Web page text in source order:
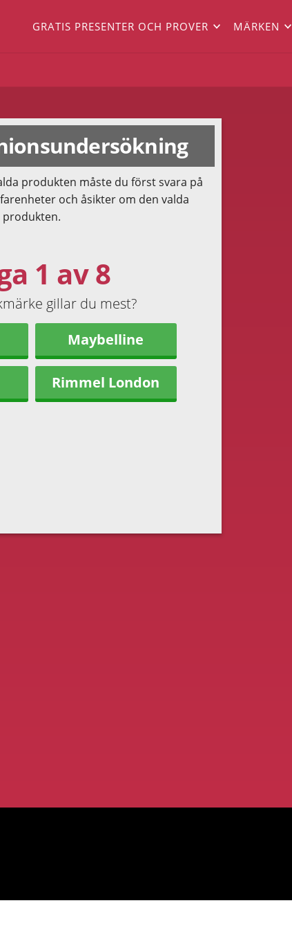
GRATIS PRESENTER OCH PROVER MÄRKEN
produkten måste du först svara på
och åsikter om den valda
produkten.
1 av 8
gillar du mest?
Maybelline
Rimmel London